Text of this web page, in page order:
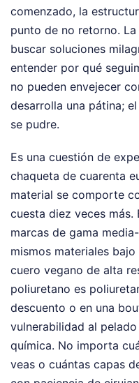
comenzado, la
punto de no retorno.
buscar soluciones
entender por qué
no pueden envejecer
desarrolla una pátina;
se pudre.
Es una cuestión de
chaqueta de cuarenta
material se comporte
cuesta diez veces más.
marcas de gama
mismos materiales
cuero vegano de alta
poliuretano es
descuento o en una
vulnerabilidad al
química. No importa
veas o cuántas capas